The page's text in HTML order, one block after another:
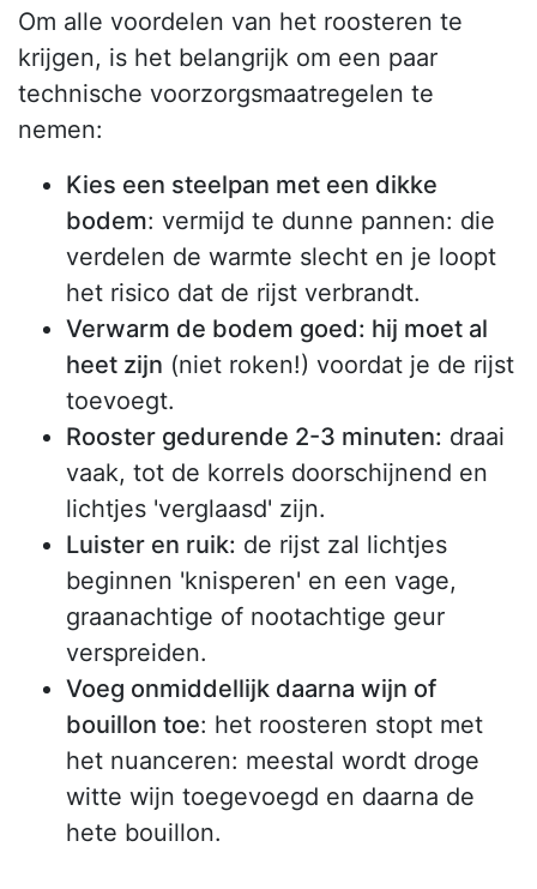
Om alle voordelen van het roosteren te
krijgen, is het belangrijk om een paar
technische voorzorgsmaatregelen te
nemen:
Kies een steelpan met een dikke
bodem: vermijd te dunne pannen: die
verdelen de warmte slecht en je loopt
het risico dat de rijst verbrandt.
Verwarm de bodem goed: hij moet al
heet zijn (niet roken!) voordat je de rijst
toevoegt.
Rooster gedurende 2-3 minuten: draai
vaak, tot de korrels doorschijnend en
lichtjes 'verglaasd' zijn.
Luister en ruik: de rijst zal lichtjes
beginnen 'knisperen' en een vage,
graanachtige of nootachtige geur
verspreiden.
Voeg onmiddellijk daarna wijn of
bouillon toe: het roosteren stopt met
het nuanceren: meestal wordt droge
witte wijn toegevoegd en daarna de
hete bouillon.